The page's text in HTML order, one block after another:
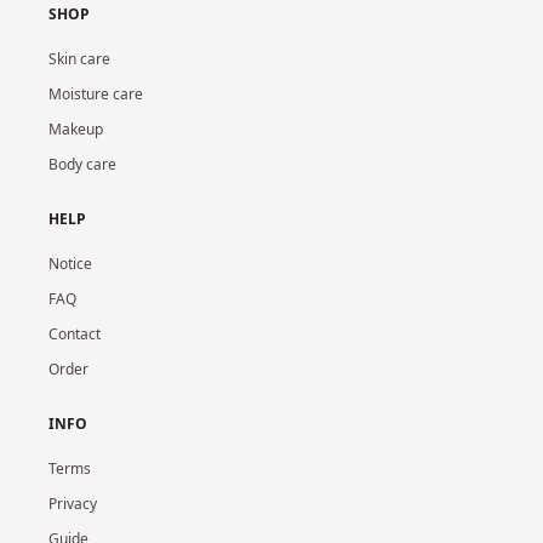
SHOP
Skin care
Moisture care
Makeup
Body care
HELP
Notice
FAQ
Contact
Order
INFO
Terms
Privacy
Guide